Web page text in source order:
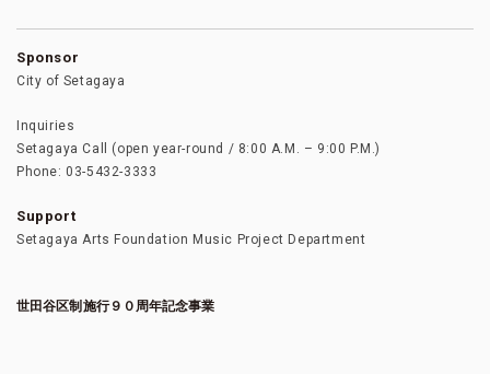
Sponsor
City of Setagaya
Inquiries
Setagaya Call (open year-round / 8:00 A.M. – 9:00 P.M.)
Phone: 03-5432-3333
Support
Setagaya Arts Foundation Music Project Department
世田谷区制施行９０周年記念事業